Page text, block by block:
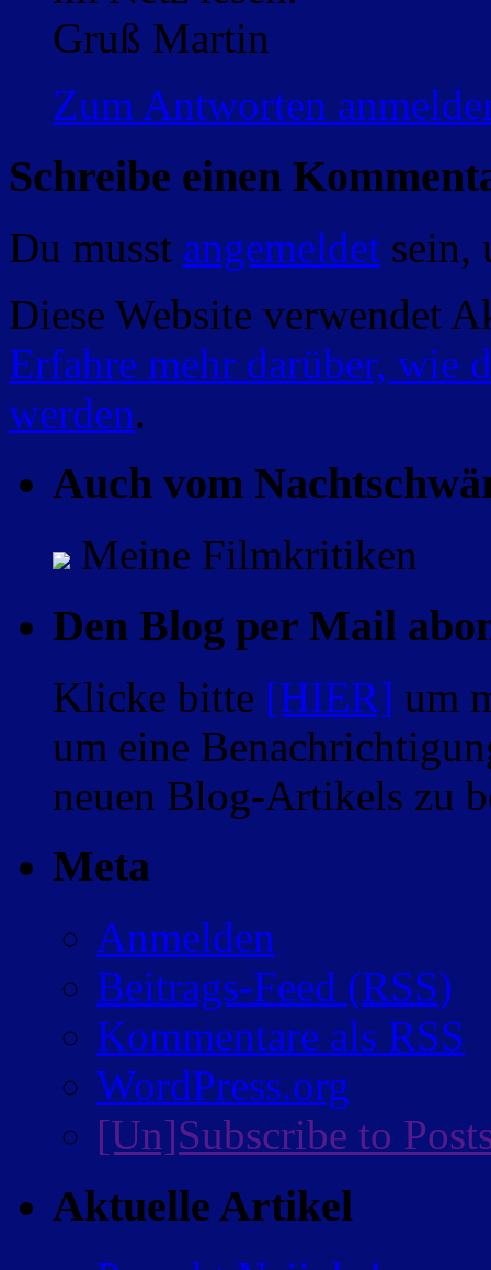
Gruß Martin
Zum Antworten
Schreibe einen
Du musst angemeldet sein,
Diese Website verwendet
Erfahre mehr darüber, wie
werden.
Auch vom
Meine Filmkritiken
Den Blog per Mail
Klicke bitte [HIER] um
um eine
neuen Blog-Artikels zu
Meta
Anmelden
Beitrags-Feed (RSS)
Kommentare als RSS
WordPress.org
[Un]Subscribe to
Aktuelle Artikel